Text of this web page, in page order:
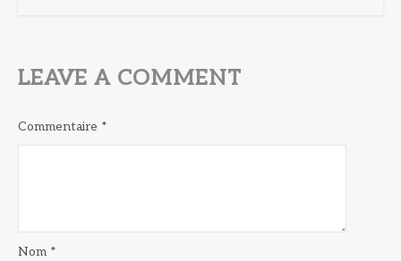
LEAVE A COMMENT
Commentaire *
Nom *